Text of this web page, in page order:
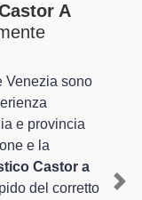
A
Venezia sono
e provincia
e la
Castor a
del corretto